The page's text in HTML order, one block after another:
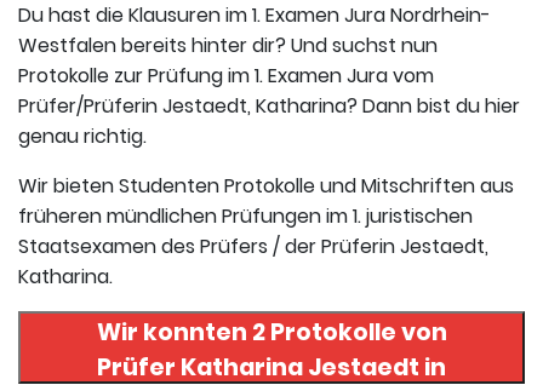
Du hast die Klausuren im 1. Examen Jura Nordrhein-
Westfalen bereits hinter dir? Und suchst nun
Protokolle zur Prüfung im 1. Examen Jura vom
Prüfer/Prüferin Jestaedt, Katharina? Dann bist du hier
genau richtig.
Wir bieten Studenten Protokolle und Mitschriften aus
früheren mündlichen Prüfungen im 1. juristischen
Staatsexamen des Prüfers / der Prüferin Jestaedt,
Katharina.
Wir konnten 2 Protokolle von
Prüfer Katharina Jestaedt in